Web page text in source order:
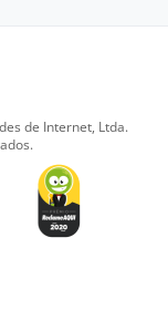
de Internet, Ltda.